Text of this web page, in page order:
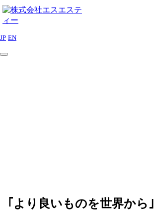
JP EN
｢より良いものを世界から｣